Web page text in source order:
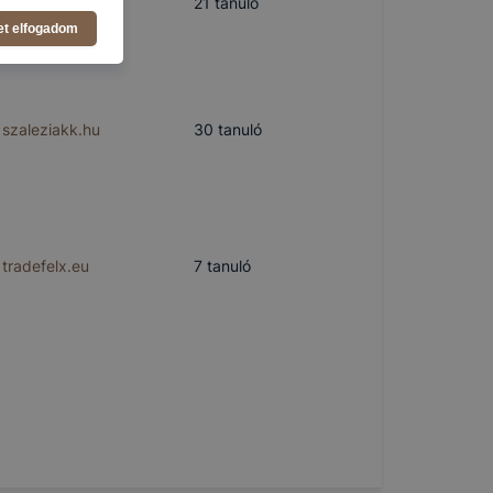
szaleziakk.hu 30 tanuló
tradefelx.eu 7 tanuló
Önnek
A
kat, de
elfogadom